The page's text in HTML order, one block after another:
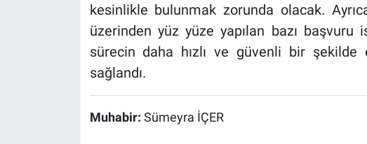
kesinlikle bulunmak zorunda olacak.
üzerinden yüz yüze yapılan bazı başvuru
sürecin daha hızlı ve güvenli bir şekilde
sağlandı.
Muhabir: Sümeyra İÇER